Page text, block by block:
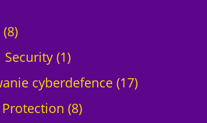
88
p
r
o
Security 11
p
r
cyberdefence 171
Protection 88